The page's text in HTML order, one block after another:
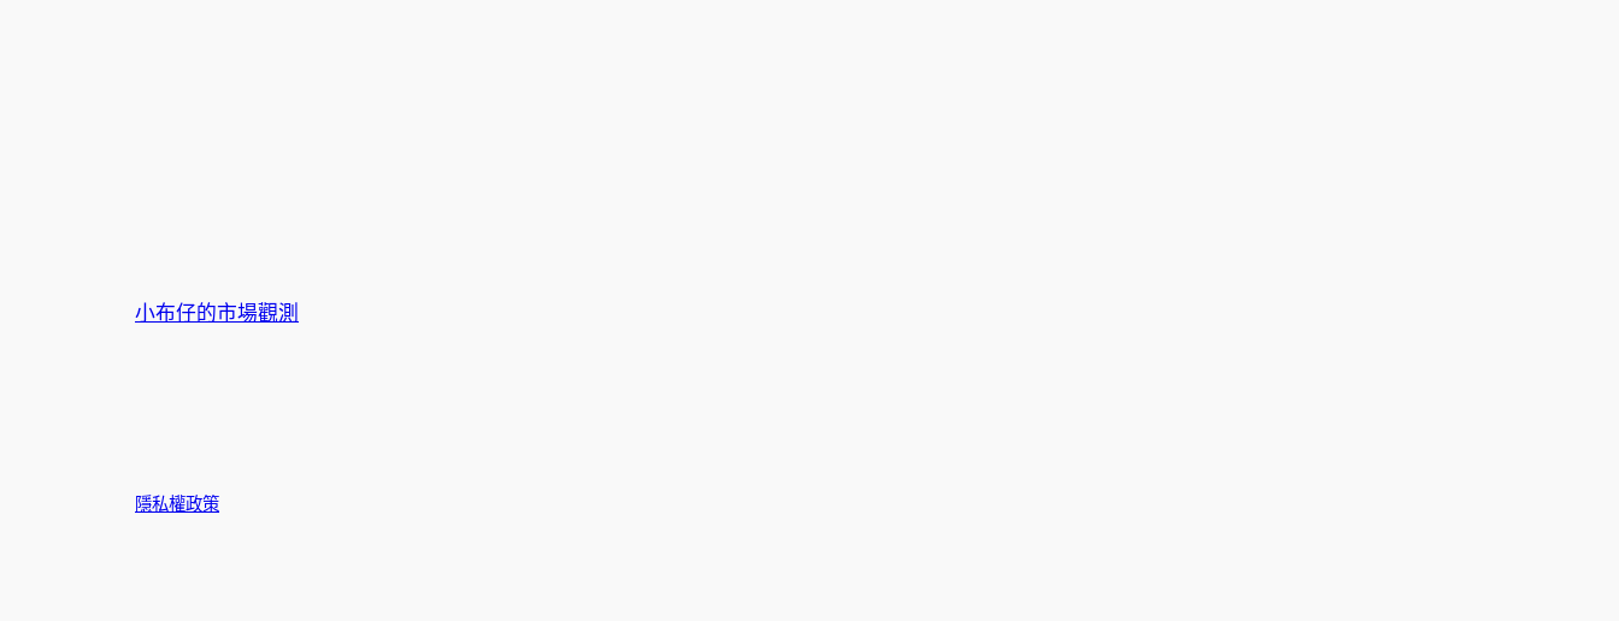
小布仔的市場觀測
隱私權政策